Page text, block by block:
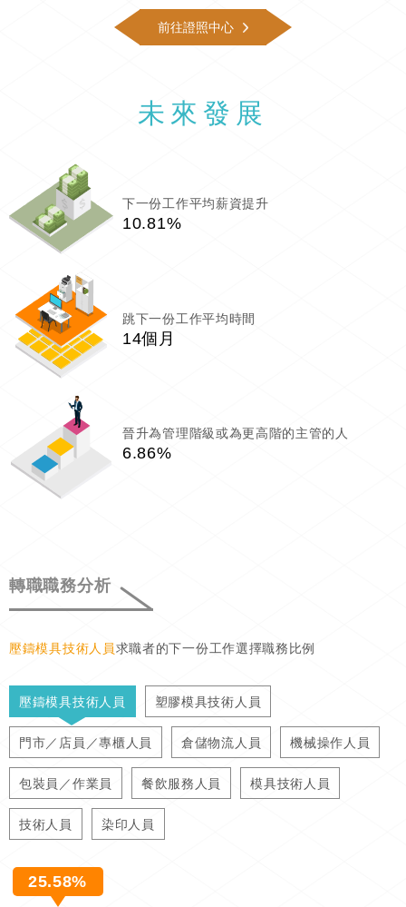
前往證照中心
未來發展
下一份工作平均薪資提升
10.81%
跳下一份工作平均時間
14個月
晉升為管理階級或為更高階的主管的人
6.86%
轉職職務分析
壓鑄模具技術人員求職者的下一份工作選擇職務比例
壓鑄模具技術人員 塑膠模具技術人員
門市／店員／專櫃人員 倉儲物流人員 機械操作人員
包裝員／作業員 餐飲服務人員 模具技術人員
技術人員 染印人員
25.58%